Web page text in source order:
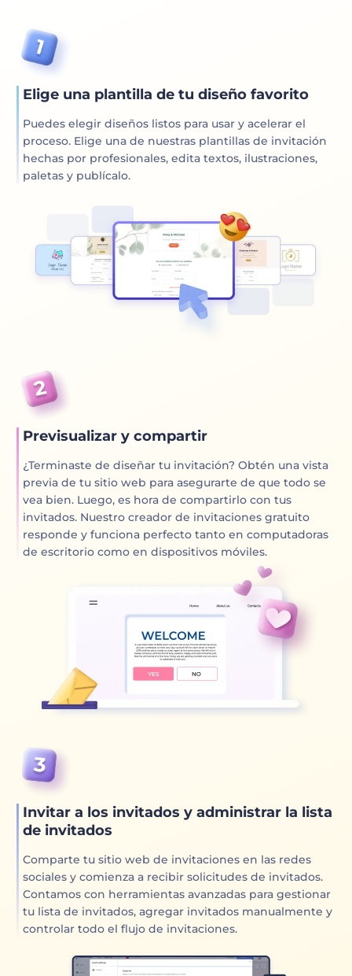
Elige una plantilla de tu diseño favorito
Puedes elegir diseños listos para usar y acelerar el
proceso. Elige una de nuestras plantillas de invitación
hechas por profesionales, edita textos, ilustraciones,
paletas y publícalo.
Previsualizar y compartir
¿Terminaste de diseñar tu invitación? Obtén una vista
previa de tu sitio web para asegurarte de que todo se
vea bien. Luego, es hora de compartirlo con tus
invitados. Nuestro creador de invitaciones gratuito
responde y funciona perfecto tanto en computadoras
de escritorio como en dispositivos móviles.
Invitar a los invitados y administrar la lista
de invitados
Comparte tu sitio web de invitaciones en las redes
sociales y comienza a recibir solicitudes de invitados.
Contamos con herramientas avanzadas para gestionar
tu lista de invitados, agregar invitados manualmente y
controlar todo el flujo de invitaciones.